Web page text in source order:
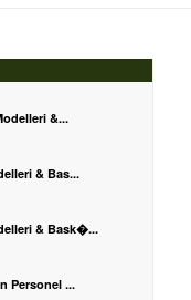
&...
& Bas...
& Bask�...
Personel ...